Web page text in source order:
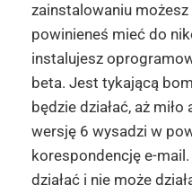
zainstalowaniu możesz
powinieneś mieć do
instalujesz
beta. Jest tykającą
będzie działać, aż
wersję 6 wysadzi w
korespondencję e-
działać i nie może